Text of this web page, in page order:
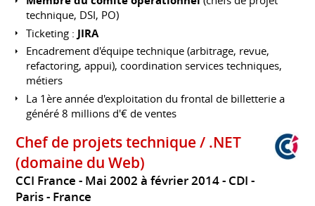
technique, DSI, PO)
Ticketing : JIRA
Encadrement d'équipe technique (arbitrage, revue,
refactoring, appui), coordination services techniques,
métiers
La 1ère année d'exploitation du frontal de billetterie a
généré 8 millions d'€ de ventes
Chef de projets technique / .NET
(domaine du Web)
CCI France Mai 2002 à février 2014 CDI
Paris
France